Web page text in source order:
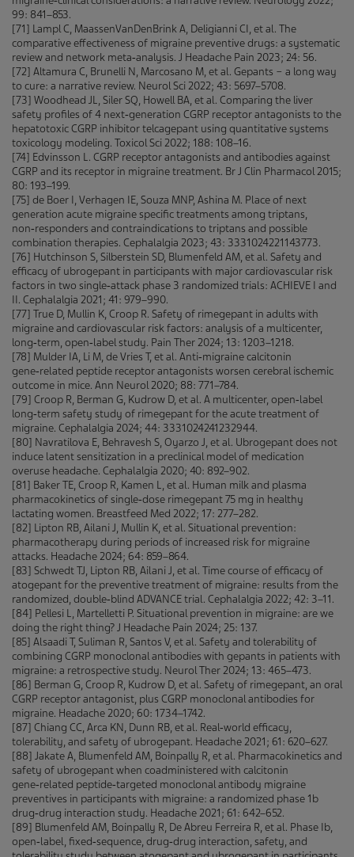
99: 841–853.
[71] Lampl C, MaassenVanDenBrink A, Deligianni CI, et al. The
comparative effectiveness of migraine preventive drugs: a systematic
review and network meta‑analysis. J Headache Pain 2023; 24: 56.
[72] Altamura C, Brunelli N, Marcosano M, et al. Gepants − a long way
to cure: a narrative review. Neurol Sci 2022; 43: 5697–5708.
[73] Woodhead JL, Siler SQ, Howell BA, et al. Comparing the liver
safety profiles of 4 next‑generation CGRP receptor antagonists to the
hepatotoxic CGRP inhibitor telcagepant using quantitative systems
toxicology modeling. Toxicol Sci 2022; 188: 108–16.
[74] Edvinsson L. CGRP receptor antagonists and antibodies against
CGRP and its receptor in migraine treatment. Br J Clin Pharmacol 2015;
80: 193–199.
[75] de Boer I, Verhagen IE, Souza MNP, Ashina M. Place of next
generation acute migraine specific treatments among triptans,
non‑responders and contraindications to triptans and possible
combination therapies. Cephalalgia 2023; 43: 3331024221143773.
[76] Hutchinson S, Silberstein SD, Blumenfeld AM, et al. Safety and
efficacy of ubrogepant in participants with major cardiovascular risk
factors in two single‑attack phase 3 randomized trials: ACHIEVE I and
II. Ce­phal­algia 2021; 41: 979–990.
[77] True D, Mullin K, Croop R. Safety of rimegepant in adults with
migraine and cardiovascular risk factors: analysis of a multicenter,
long‑term, open‑label study. Pain Ther 2024; 13: 1203–1218.
[78] Mulder IA, Li M, de Vries T, et al. Anti‑migraine calcitonin
gene‑related peptide receptor antagonists worsen cerebral ischemic
outcome in mice. Ann Neurol 2020; 88: 771–784.
[79] Croop R, Berman G, Kudrow D, et al. A multicenter, open‑label
long‑term safety study of rimegepant for the acute treatment of
migraine. Cephalalgia 2024; 44: 3331024241232944.
[80] Navratilova E, Behravesh S, Oyarzo J, et al. Ubrogepant does not
induce latent sensitization in a preclinical model of medication
overuse headache. Cephalalgia 2020; 40: 892–902.
[81] Baker TE, Croop R, Kamen L, et al. Human milk and plasma
pharmacokinetics of single‑dose rimegepant 75 mg in healthy
lactating women. Breastfeed Med 2022; 17: 277–282.
[82] Lipton RB, Ailani J, Mullin K, et al. Situational prevention:
pharmacotherapy during periods of increased risk for migraine
attacks. Headache 2024; 64: 859–864.
[83] Schwedt TJ, Lipton RB, Ailani J, et al. Time course of efficacy of
atogepant for the preventive treatment of migraine: results from the
randomized, double‑blind ADVANCE trial. Cephalalgia 2022; 42: 3–11.
[84] Pellesi L, Martelletti P. Situational prevention in migraine: are we
doing the right thing? J Headache Pain 2024; 25: 137.
[85] Alsaadi T, Suliman R, Santos V, et al. Safety and tolerability of
combining CGRP monoclonal antibodies with gepants in patients with
migraine: a retrospective study. Neurol Ther 2024; 13: 465–473.
[86] Berman G, Croop R, Kudrow D, et al. Safety of rimegepant, an oral
CGRP receptor antagonist, plus CGRP monoclonal antibodies for
migraine. Headache 2020; 60: 1734–1742.
[87] Chiang CC, Arca KN, Dunn RB, et al. Real‑world efficacy,
tolerability, and safety of ubrogepant. Headache 2021; 61: 620–627.
[88] Jakate A, Blumenfeld AM, Boinpally R, et al. Pharmacokinetics and
safety of ubrogepant when coadministered with calcitonin
gene‑related peptide‑targeted monoclonal antibody migraine
preventives in participants with migraine: a randomized phase 1b
drug‑drug interaction study. Headache 2021; 61: 642–652.
[89] Blumenfeld AM, Boinpally R, De Abreu Ferreira R, et al. Phase Ib,
open‑label, fixed‑sequence, drug‑drug interaction, safety, and